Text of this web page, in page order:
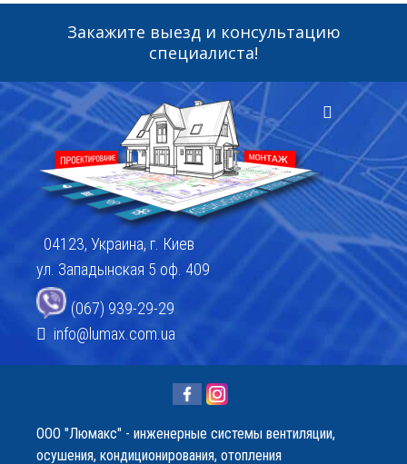
Закажите выезд и консультацию
специалиста!
04123, Украина, г. Киев
ул. Западынская 5 оф. 409
(067) 939-29-29
info@lumax.com.ua
OOO "Люмакс" - инженерные системы вентиляции,
осушения, кондиционирования, отопления